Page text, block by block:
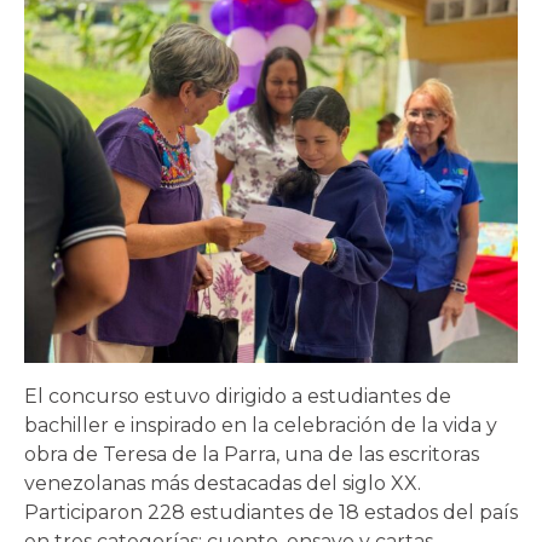
El concurso estuvo dirigido a estudiantes de
bachiller e inspirado en la celebración de la vida y
obra de Teresa de la Parra, una de las escritoras
venezolanas más destacadas del siglo XX.
Participaron 228 estudiantes de 18 estados del país